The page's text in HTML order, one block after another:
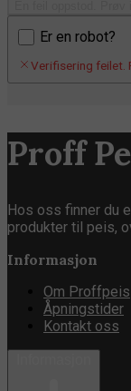
Er en robot?
Verifisering feilet.
Proff
Hos oss finner du
produkter til peis,
Informasjon
Om Proffpeis
Åpningstider
Kontakt oss